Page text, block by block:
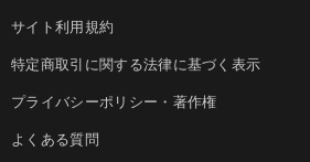
サイト利用規約
特定商取引に関する法律に基づく表示
プライバシーポリシー・著作権
よくある質問